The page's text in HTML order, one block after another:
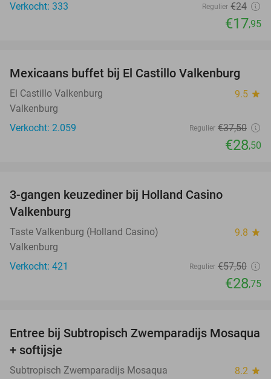
Verkocht: 333
Regulier €24
€17,95
24%
Mexicaans buffet bij El Castillo Valkenburg
El Castillo Valkenburg 9.5 star
Valkenburg
Verkocht: 2.059
Regulier €37,50
€28,50
3-gangen keuzediner bij Holland Casino
Valkenburg
Taste Valkenburg (Holland Casino) 9.8 star
Valkenburg
Verkocht: 421
Regulier €57,50
€28,75
25%
Entree bij Subtropisch Zwemparadijs Mosaqua
+ softijsje
Subtropisch Zwemparadijs Mosaqua 8.2 star